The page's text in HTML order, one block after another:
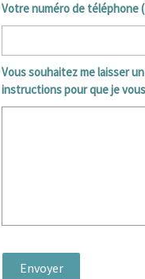
Votre numéro de téléphone
Vous souhaitez me laisser
instructions pour que je